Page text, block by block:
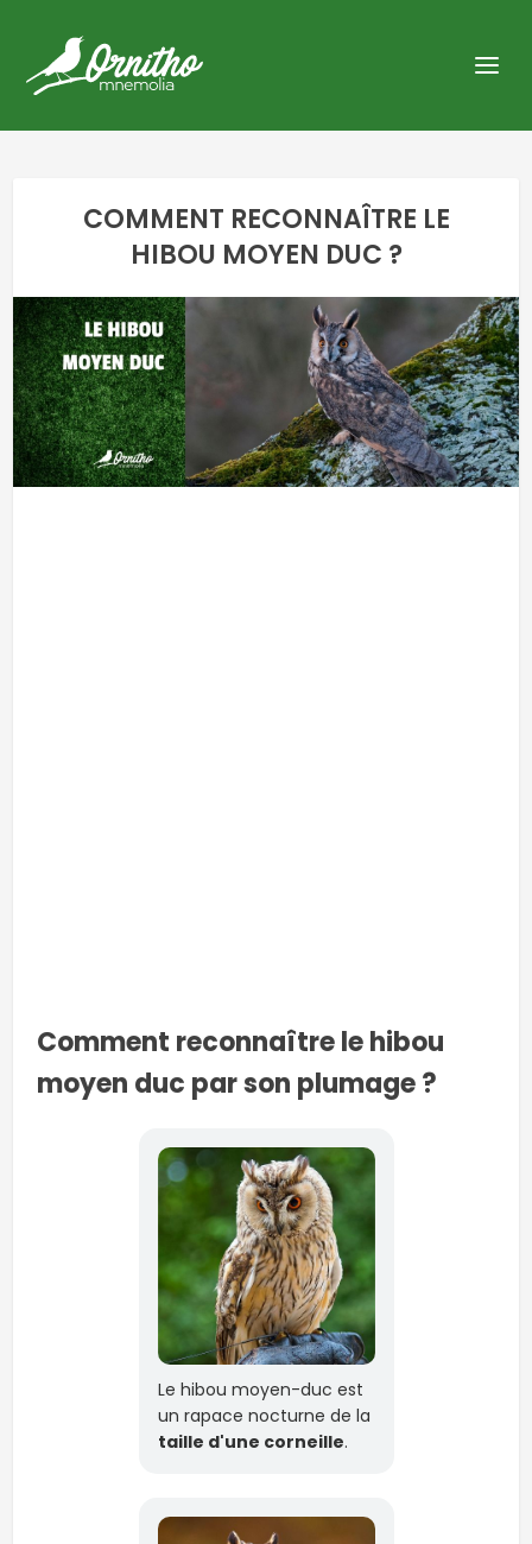
COMMENT RECONNAÎTRE LE
HIBOU MOYEN DUC ?
Comment reconnaître le hibou
moyen duc par son plumage ?
Le hibou moyen-duc est
un rapace nocturne de la
taille d'une corneille.